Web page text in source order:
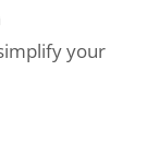
your